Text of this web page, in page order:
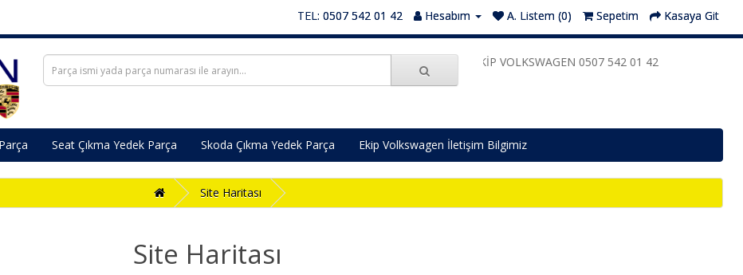
TEL: 0507 542 01 42 Hesabım A. Listem (0) Sepetim Kasaya Git
EKİP VOLKSWAGEN 0507 542 01 42
Seat Çıkma Yedek Parça Skoda Çıkma Yedek Parça Ekip Volkswagen İletişim Bilgimiz
Site Haritası
Site Haritası